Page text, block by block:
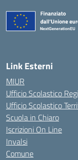
Link Esterni
MIUR
Ufficio Scolastico
Ufficio Scolastico
Scuola in Chiaro
Iscrizioni On Line
Invalsi
Comune